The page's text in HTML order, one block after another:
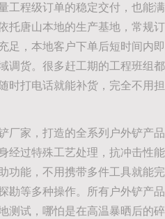
工程级订单的稳定交付，也能满
托唐山本地的生产基地，常规订
足，本地客户下单后短时间内即
调货。很多赶工期的工程班组都
时打电话就能补货，完全不用担
厂家，打造的全系列户外铲产品
经过特殊工艺处理，抗冲击性能
功能，不用携带多件工具就能完
勘等多种操作。所有户外铲产品
测试，哪怕是在高温暴晒后的碎